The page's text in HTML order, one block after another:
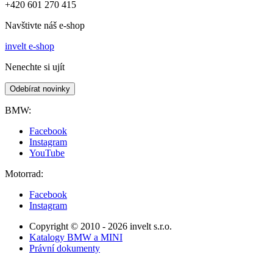
+420 601 270 415
Navštivte náš e-shop
invelt e-shop
Nenechte si ujít
Odebírat novinky
BMW:
Facebook
Instagram
YouTube
Motorrad:
Facebook
Instagram
Copyright © 2010 - 2026 invelt s.r.o.
Katalogy BMW a MINI
Právní dokumenty